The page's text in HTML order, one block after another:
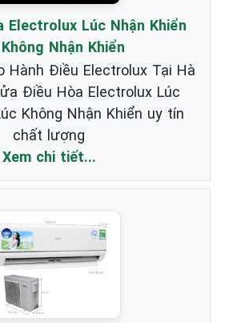
Electrolux Lúc Nhận Khiển
Nhận Khiển
Hành Điều Electrolux Tại Hà
Điều Hòa Electrolux Lúc
Không Nhận Khiển uy tín
chất lượng
Xem chi tiết...